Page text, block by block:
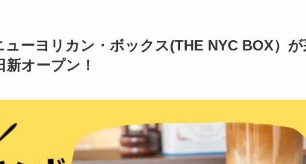
ューヨリカン・ボックス(THE NYC BOX）
オープン！